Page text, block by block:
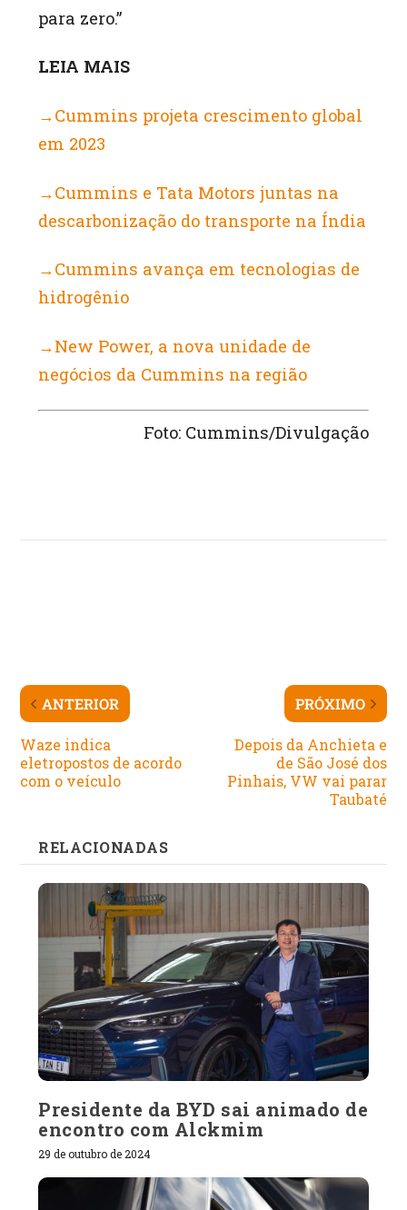
para zero.”
LEIA MAIS
→Cummins projeta crescimento global
em 2023
→Cummins e Tata Motors juntas na
descarbonização do transporte na Índia
→Cummins avança em tecnologias de
hidrogênio
→New Power, a nova unidade de
negócios da Cummins na região
Foto: Cummins/Divulgação
ANTERIOR
Waze indica
eletropostos de acordo
com o veículo
PRÓXIMO
Depois da Anchieta e
de São José dos
Pinhais, VW vai parar
Taubaté
RELACIONADAS
Presidente da BYD sai animado de
encontro com Alckmim
29 de outubro de 2024